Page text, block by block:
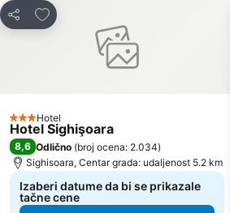
Deli
Dodati u favorite
3 Zvezdice
Hotel
Hotel Sighişoara
8,6 Odlično (broj ocena: 2.034)
Sighisoara, Centar grada: udaljenost 5.2 km
Izaberi datume da bi se prikazale
tačne cene